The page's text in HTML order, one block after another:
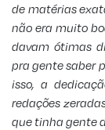
de matérias
não era muito
davam ótimas
pra gente saber
isso, a
redações
que tinha gente